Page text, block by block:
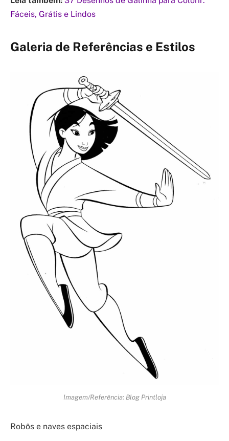
Fáceis, Grátis e Lindos
Galeria de Referências e Estilos
Imagem/Referência: Blog Printloja
Robôs e naves espaciais